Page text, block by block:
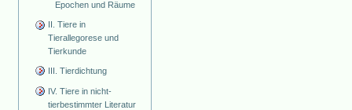
Epochen und Räume
II. Tiere in
Tierallegorese und
Tierkunde
III. Tierdichtung
IV. Tiere in nicht-
tierbestimmter Literatur